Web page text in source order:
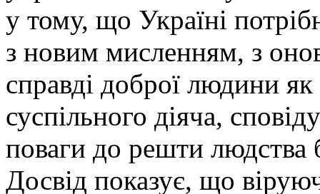
у тому, що Україні
з новим мисленням, з
справді доброї людини
суспільного діяча,
поваги до решти людства
Досвід показує, що